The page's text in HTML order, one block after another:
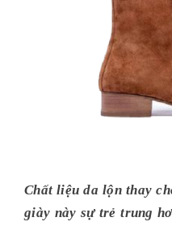
Chất liệu da lộn thay
giày này sự trẻ trung